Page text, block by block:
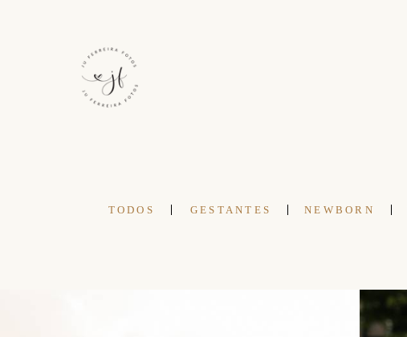
TODOS GESTANTES NEWBORN